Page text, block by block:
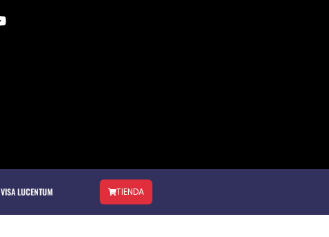
VISA LUCENTUM TIENDA